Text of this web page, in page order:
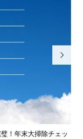
！年末大掃除チェッ
